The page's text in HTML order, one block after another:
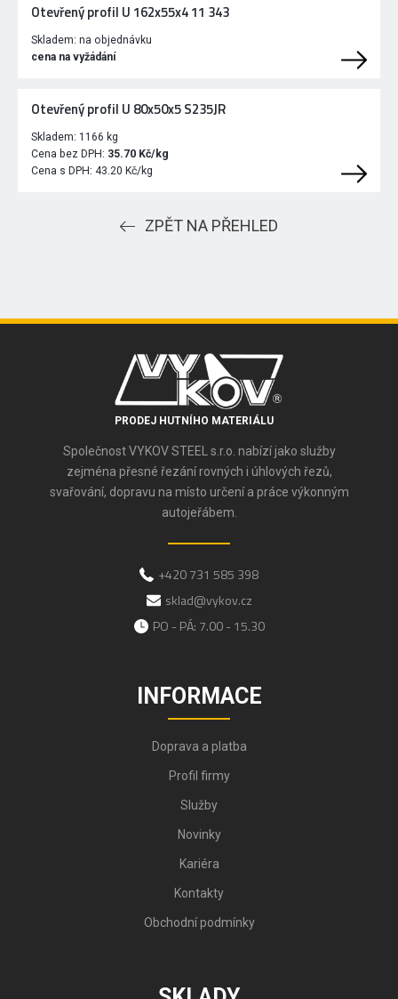
Otevřený profil U 162x55x4 11 343
Skladem: na objednávku
cena na vyžádání
Otevřený profil U 80x50x5 S235JR
Skladem: 1166 kg
Cena bez DPH: 35.70 Kč/kg
Cena s DPH: 43.20 Kč/kg
ZPĚT NA PŘEHLED
PRODEJ HUTNÍHO MATERIÁLU
Společnost VYKOV STEEL s.r.o. nabízí jako služby
zejména přesné řezání rovných i úhlových řezů,
svařování, dopravu na místo určení a práce výkonným
autojeřábem.
+420 731 585 398
sklad@vykov.cz
PO - PÁ: 7.00 - 15.30
INFORMACE
Doprava a platba
Profil firmy
Služby
Novinky
Kariéra
Kontakty
Obchodní podmínky